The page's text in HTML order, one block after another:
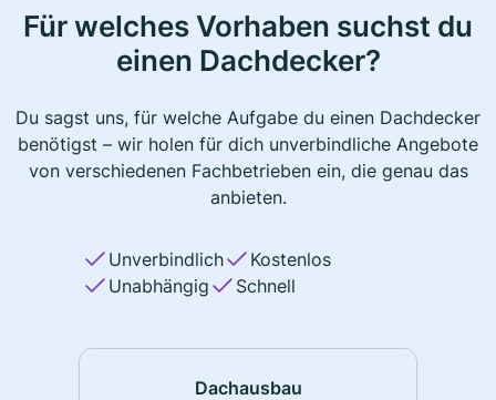
Für welches Vorhaben suchst du
einen Dachdecker?
Du sagst uns, für welche Aufgabe du einen Dachdecker
benötigst – wir holen für dich unverbindliche Angebote
von verschiedenen Fachbetrieben ein, die genau das
anbieten.
Unverbindlich
Kostenlos
Unabhängig
Schnell
Dachausbau